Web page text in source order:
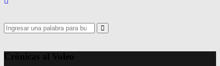
Search
for:
Search
Crónicas al Voleo